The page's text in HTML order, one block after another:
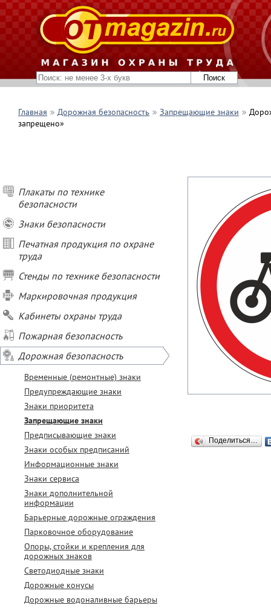
Главная Дорожная безопасность Запрещающие знаки
запрещено»
Плакаты по технике
безопасности
Знаки безопасности
Печатная продукция по охране
труда
Стенды по технике безопасности
Маркировочная продукция
Кабинеты охраны труда
Пожарная безопасность
Дорожная безопасность
Временные (ремонтные) знаки
Предупреждающие знаки
Знаки приоритета
Запрещающие знаки
Предписывающие знаки
Знаки особых предписаний
Информационные знаки
Знаки сервиса
Знаки дополнительной
информации
Барьерные дорожные ограждения
Парковочное оборудование
Опоры, стойки и крепления для
дорожных знаков
Светодиодные знаки
Дорожные конусы
Дорожные водоналивные барьеры
Поделиться…